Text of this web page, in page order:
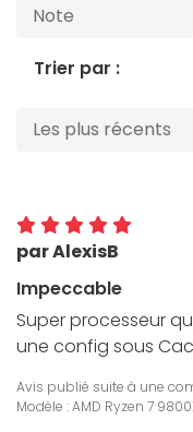
Note
Trier par :
Les plus récents
par AlexisB
Impeccable
Super processeur
une config sous
Avis publié suite à une
Modèle : AMD Ryzen 7